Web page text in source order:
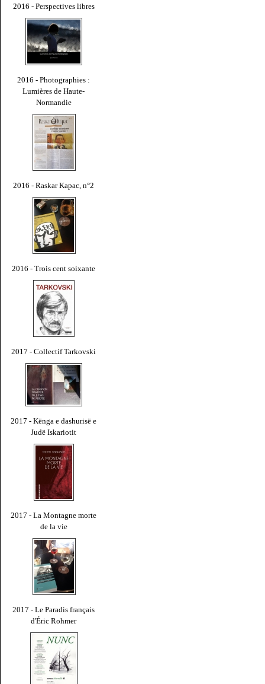
2016 - Perspectives libres
2016 - Photographies :
Lumières de Haute-
Normandie
2016 - Raskar Kapac, n°2
2016 - Trois cent soixante
2017 - Collectif Tarkovski
2017 - Kënga e dashurisë e
Judë Iskariotit
2017 - La Montagne morte
de la vie
2017 - Le Paradis français
d'Éric Rohmer